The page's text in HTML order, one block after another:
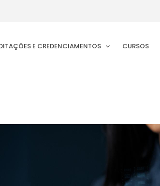
E CREDENCIAMENTOS CURSOS